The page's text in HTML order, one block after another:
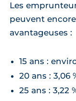
Les
peuvent
avantageuses :
15 ans :
20 ans : 3,06
25 ans : 3,22